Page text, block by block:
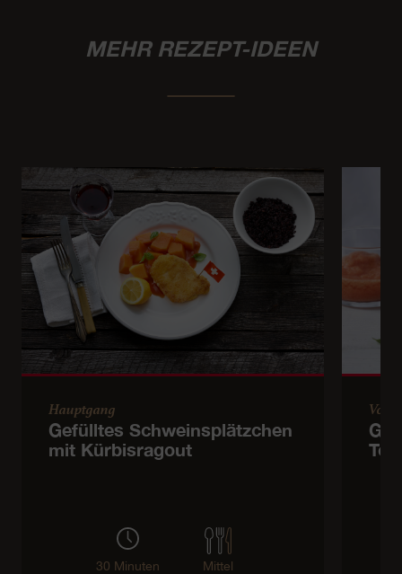
MEHR REZEPT-IDEEN
Hauptgang
Gefülltes Schweinsplätzchen
mit Kürbisragout
30 Minuten Mittel